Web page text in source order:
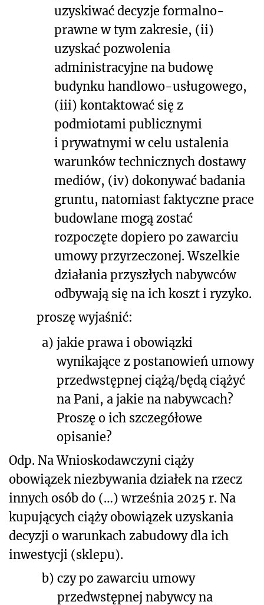
uzyskiwać decyzje formalno-
prawne w tym zakresie, (ii)
uzyskać pozwolenia
administracyjne na budowę
budynku handlowo-usługowego,
(iii) kontaktować się z
podmiotami publicznymi
i prywatnymi w celu ustalenia
warunków technicznych dostawy
mediów, (iv) dokonywać badania
gruntu, natomiast faktyczne prace
budowlane mogą zostać
rozpoczęte dopiero po zawarciu
umowy przyrzeczonej. Wszelkie
działania przyszłych nabywców
odbywają się na ich koszt i ryzyko.
proszę wyjaśnić:
a) jakie prawa i obowiązki
wynikające z postanowień umowy
przedwstępnej ciążą/będą ciążyć
na Pani, a jakie na nabywcach?
Proszę o ich szczegółowe
opisanie?
Odp. Na Wnioskodawczyni ciąży
obowiązek niezbywania działek na rzecz
innych osób do (…) września 2025 r. Na
kupujących ciąży obowiązek uzyskania
decyzji o warunkach zabudowy dla ich
inwestycji (sklepu).
b) czy po zawarciu umowy
przedwstępnej nabywcy na